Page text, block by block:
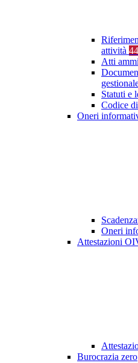
attività 44
Atti
Statuti e
Codice
Oneri
Oneri
Attestazioni
Burocrazia zero